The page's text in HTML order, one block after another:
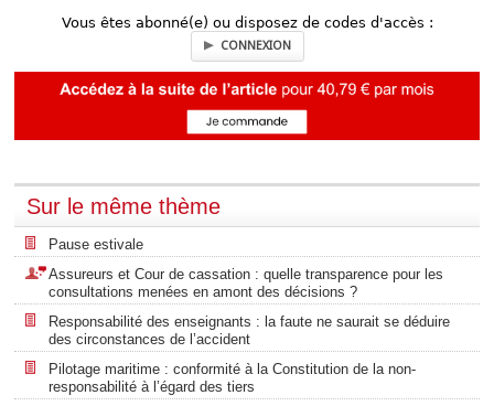
Vous êtes abonné(e) ou disposez de codes d'accès :
CONNEXION
Sur le même thème
Pause estivale
Assureurs et Cour de cassation : quelle transparence pour les
consultations menées en amont des décisions ?
Responsabilité des enseignants : la faute ne saurait se déduire
des circonstances de l’accident
Pilotage maritime : conformité à la Constitution de la non-
responsabilité à l’égard des tiers